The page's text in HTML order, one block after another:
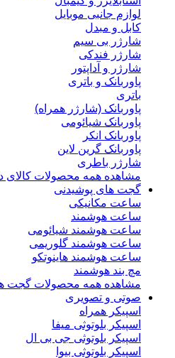
لوازم جانبی موبایل
کابل و مبدل
شارژر بی سیم
شارژر فندکی
شارژر و آداپتور
پاوربانک و باتری
باتری
پاوربانک (شارژر همراه)
پاوربانک شیائومی
پاوربانک انکر
پاوربانک گرین لاین
شارژر باطری
مشاهده همه محصولات کالای
گجت های پوشیدنی
ساعت مکانیکی
ساعت هوشمند
ساعت هوشمند شیائومی
ساعت هوشمند گلوریمی
ساعت هوشمند هاینوتکو
مچ بند هوشمند
مشاهده همه محصولات گجت
صوتی و تصویری
اسپیکر همراه
اسپیکر بلوتوثی میفا
اسپیکر بلوتوثی جی بی ال
اسپیکر بلوتوثی بیوا